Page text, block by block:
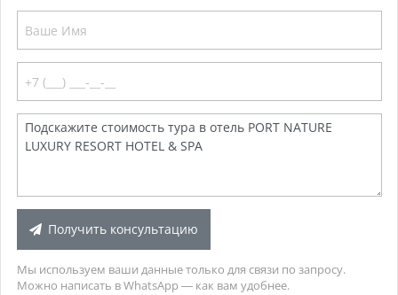
Получить консультацию
Мы используем ваши данные только для связи по запросу.
Можно написать в WhatsApp — как вам удобнее.